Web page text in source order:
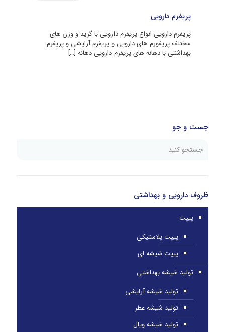
پریفرم دارویی
پریفرم دارویی انواع پریفرم دارویی با گرید و وزن های
مختلف پریفورم های دارویی و پریفرم آرایشی و پریفرم
بهداشتی با دهانه های پریفرم دارویی دهانه […]
جست و جو
ظروف دارویی و بهداشتی
پیپت
پیپت پلاستیکی
پیپت شیشه ای
تولید شیشه بهداشتی
تولید شیشه آرایشی
تولید شیشه عطر
تولید شیشه ویال